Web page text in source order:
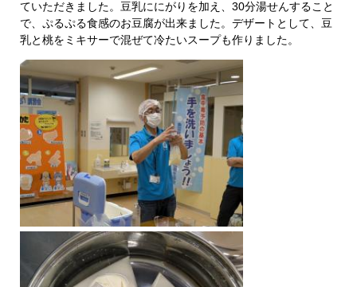
ていただきました。豆乳ににがりを加え、30分湯せんすること
で、ぷるぷる食感のお豆腐が出来ました。デザートとして、豆
乳と桃をミキサーで混ぜて冷たいスープも作りました。